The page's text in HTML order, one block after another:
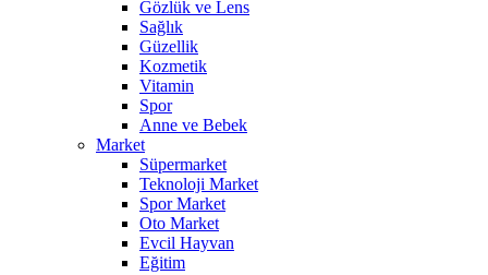
Gözlük ve Lens
Sağlık
Güzellik
Kozmetik
Vitamin
Spor
Anne ve Bebek
Market
Süpermarket
Teknoloji Market
Spor Market
Oto Market
Evcil Hayvan
Eğitim